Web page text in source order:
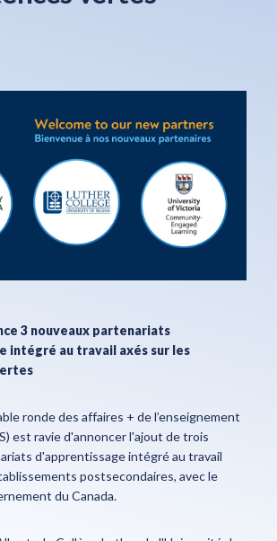
3 nouveaux partenariats
intégré au travail axés sur les
ronde des affaires + de l’enseignement
est ravie d'annoncer l'ajout de trois
d'apprentissage intégré au travail
postsecondaires, avec le
du Canada.